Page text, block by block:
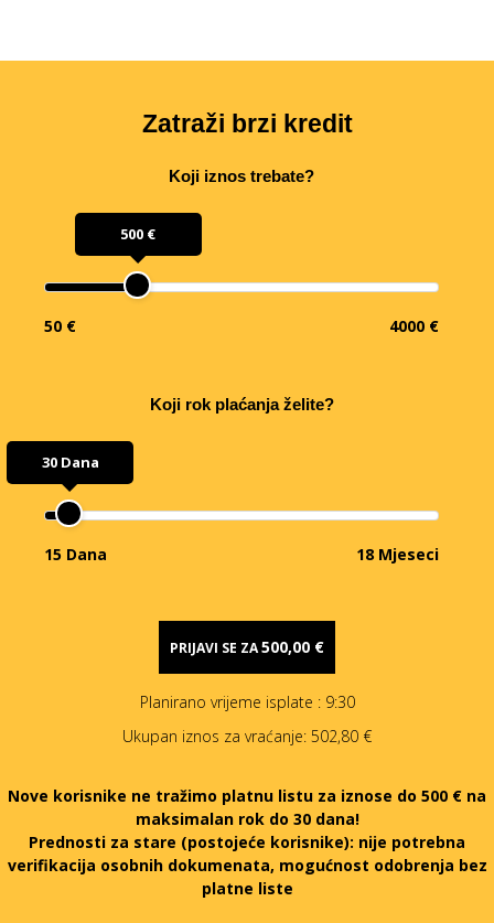
Zatraži brzi kredit
Koji iznos trebate?
500 €
50 € 4000 €
Koji rok plaćanja želite?
30 Dana
15 Dana 18 Mjeseci
PRIJAVI SE ZA500,00 €
Planirano vrijeme isplate : 9:30
Ukupan iznos za vraćanje: 502,80 €
Nove korisnike ne tražimo platnu listu za iznose do 500 € na
maksimalan rok do 30 dana!
Prednosti za stare (postojeće korisnike): nije potrebna
verifikacija osobnih dokumenata, mogućnost odobrenja bez
platne liste